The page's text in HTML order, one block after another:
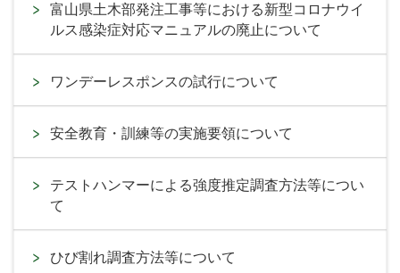
富山県土木部発注工事等における新型コロナウイ
ルス感染症対応マニュアルの廃止について
ワンデーレスポンスの試行について
安全教育・訓練等の実施要領について
テストハンマーによる強度推定調査方法等につい
て
ひび割れ調査方法等について